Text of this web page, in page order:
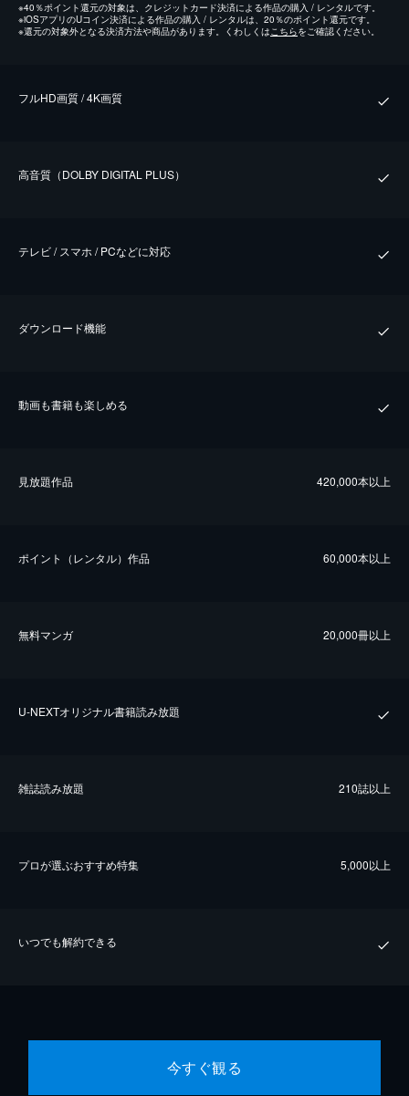
※40％ポイント還元の対象は、クレジットカード決済による作品の購入 / レンタルです。
※iOSアプリのUコイン決済による作品の購入 / レンタルは、20％のポイント還元です。
※還元の対象外となる決済方法や商品があります。くわしくはこちらをご確認ください。
フルHD画質 / 4K画質
⾼⾳質（DOLBY DIGITAL PLUS）
テレビ / スマホ / PCなどに対応
ダウンロード機能
動画も書籍も楽しめる
⾒放題作品 420,000本以上
ポイント（レンタル）作品 60,000本以上
無料マンガ 20,000冊以上
U-NEXTオリジナル書籍読み放題
雑誌読み放題 210誌以上
プロが選ぶおすすめ特集 5,000以上
いつでも解約できる
今すぐ観る